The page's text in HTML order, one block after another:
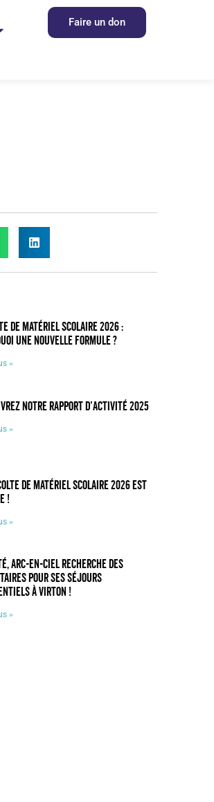
Faire un don
de matériel scolaire 2026 :
une nouvelle formule ?
»
notre rapport d’activité 2025
»
de matériel scolaire 2026 est
!
»
Arc-en-Ciel recherche des
pour ses séjours
à Virton !
»